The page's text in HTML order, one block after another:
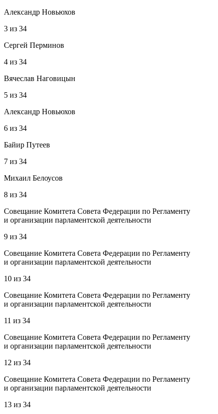
Александр Новьюхов
3 из 34
Сергей Перминов
4 из 34
Вячеслав Наговицын
5 из 34
Александр Новьюхов
6 из 34
Байир Путеев
7 из 34
Михаил Белоусов
8 из 34
Совещание Комитета Совета Федерации по Регламенту
и организации парламентской деятельности
9 из 34
Совещание Комитета Совета Федерации по Регламенту
и организации парламентской деятельности
10 из 34
Совещание Комитета Совета Федерации по Регламенту
и организации парламентской деятельности
11 из 34
Совещание Комитета Совета Федерации по Регламенту
и организации парламентской деятельности
12 из 34
Совещание Комитета Совета Федерации по Регламенту
и организации парламентской деятельности
13 из 34